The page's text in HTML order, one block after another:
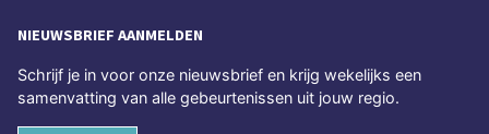
NIEUWSBRIEF AANMELDEN
Schrijf je in voor onze nieuwsbrief en krijg wekelijks een
samenvatting van alle gebeurtenissen uit jouw regio.